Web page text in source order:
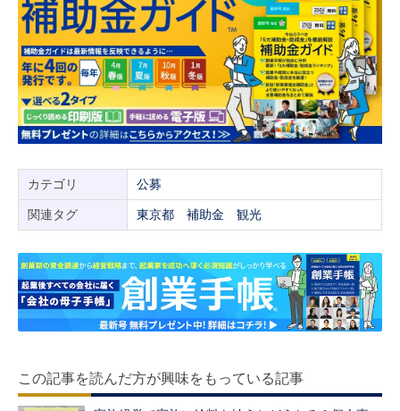
カテゴリ 公募
関連タグ 東京都 補助金 観光
この記事を読んだ方が興味をもっている記事